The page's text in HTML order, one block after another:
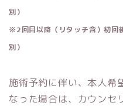
別）
※2回目以降（リタッチ含）初
別）
施術予約に伴い、本人希
なった場合は、カウンセ